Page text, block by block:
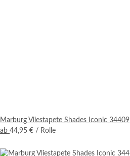
Marburg Vliestapete Shades Iconic 34409
ab 44,95 € / Rolle